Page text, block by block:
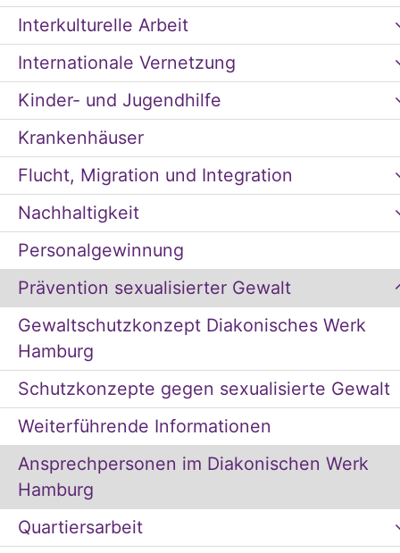
Interkulturelle Arbeit
Internationale Vernetzung
Kinder- und Jugendhilfe
Krankenhäuser
Flucht, Migration und Integration
Nachhaltigkeit
Personalgewinnung
Prävention sexualisierter Gewalt
Gewaltschutzkonzept Diakonisches Werk
Hamburg
Schutzkonzepte gegen sexualisierte Gewalt
Weiterführende Informationen
Ansprechpersonen im Diakonischen Werk
Hamburg
Quartiersarbeit